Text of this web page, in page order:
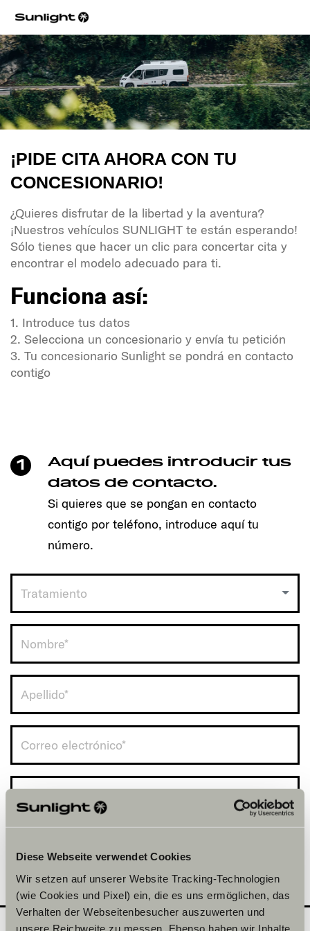
Diese Webseite verwendet Cookies
Wir setzen auf unserer Website Tracking-Technologien
(wie Cookies und Pixel) ein, die es uns ermöglichen, das
Verhalten der Webseitenbesucher auszuwerten und
unsere Reichweite zu messen. Ebenso haben wir Inhalte
¡PIDE CITA AHORA CON TU
CONCESIONARIO!
¿Quieres disfrutar de la libertad y la aventura?
¡Nuestros vehículos SUNLIGHT te están esperando!
Sólo tienes que hacer un clic para concertar cita y
encontrar el modelo adecuado para ti.
Funciona así:
1. Introduce tus datos
2. Selecciona un concesionario y envía tu petición
3. Tu concesionario Sunlight se pondrá en contacto
contigo
Funciona así:
1. Introduce tus datos
2. Selecciona un concesionario y envía tu petición
3. Tu concesionario Sunlight se pondrá en contacto
1
Aquí puedes introducir tus
datos de contacto.
Si quieres que se pongan en contacto
contigo por teléfono, introduce aquí tu
número.
Tratamiento